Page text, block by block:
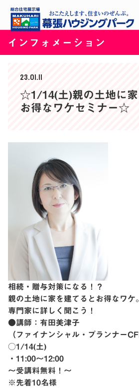
インフォメーション
23.01.11
☆1/14(土)親の土地に家
お得なワケセミナー☆
相続・贈与対策になる！？
親の土地に家を建てるとお得なワケ。
専門家に詳しく聞こう！
●講師：有田美津子
（ファイナンシャル・プランナー
○1/14(土)
・11:00〜12:00
〜受講料無料！〜
※先着10名様